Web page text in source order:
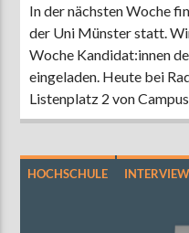
In der nächsten Woche
der Uni Münster statt.
Woche Kandidat:innen
eingeladen. Heute bei
Listenplatz 2 von
HOCHSCHULE INTERVIEW